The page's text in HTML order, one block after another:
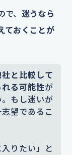
、 迷うなら
ておくことが
社と比較して
る可能性が
もし迷いが
望であるこ
りたい」と